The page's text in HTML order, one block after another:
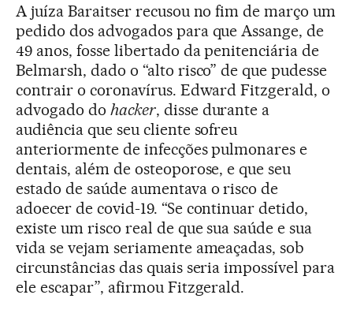
A juíza Baraitser recusou no fim de março um
pedido dos advogados para que Assange, de
49 anos, fosse libertado da penitenciária de
Belmarsh, dado o “alto risco” de que pudesse
contrair o coronavírus. Edward Fitzgerald, o
advogado do hacker, disse durante a
audiência que seu cliente sofreu
anteriormente de infecções pulmonares e
dentais, além de osteoporose, e que seu
estado de saúde aumentava o risco de
adoecer de covid-19. “Se continuar detido,
existe um risco real de que sua saúde e sua
vida se vejam seriamente ameaçadas, sob
circunstâncias das quais seria impossível para
ele escapar”, afirmou Fitzgerald.